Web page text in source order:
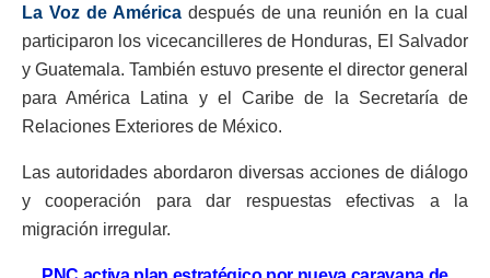
La Voz de Américadespués de una reunión en la cual
participaron los vicecancilleres de Honduras, El Salvador
y Guatemala. También estuvo presente el director general
para América Latina y el Caribe de la Secretaría de
Relaciones Exteriores de México.
Las autoridades abordaron diversas acciones de diálogo
y cooperación para dar respuestas efectivas a la
migración irregular.